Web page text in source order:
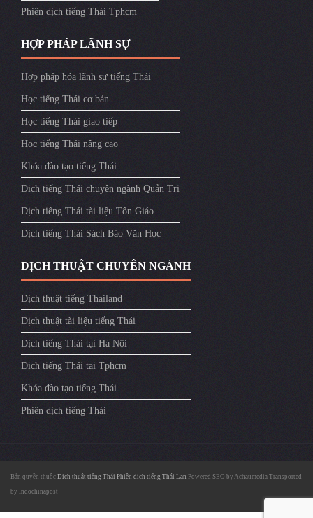
Phiên dịch tiếng Thái Tphcm
HỢP PHÁP LÃNH SỰ
Hợp pháp hóa lãnh sự tiếng Thái
Học tiếng Thái cơ bản
Học tiếng Thái giao tiếp
Học tiếng Thái nâng cao
Khóa đào tạo tiếng Thái
Dịch tiếng Thái chuyên ngành Quản Trị
Dịch tiếng Thái tài liệu Tôn Giáo
Dịch tiếng Thái Sách Báo Văn Học
DỊCH THUẬT CHUYÊN NGÀNH
Dịch thuật tiếng Thailand
Dịch thuật tài liệu tiếng Thái
Dịch tiếng Thái tại Hà Nội
Dịch tiếng Thái tại Tphcm
Khóa đào tạo tiếng Thái
Phiên dịch tiếng Thái
Bản quyền thuộc Dịch thuật tiếng Thái Phiên dịch tiếng Thái Lan Powered SEO by Achaumedia Transported
by Indochinapost